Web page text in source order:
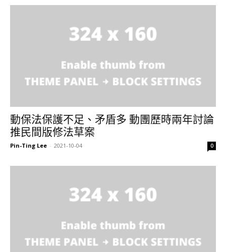
動保法保護不足、矛盾多 動團歷時兩年討論
推民間版修法草案
Pin-Ting Lee - 2021-10-04 0